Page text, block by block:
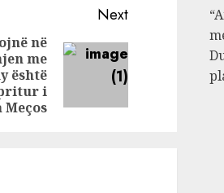
Next
në
me
është
i
Meços